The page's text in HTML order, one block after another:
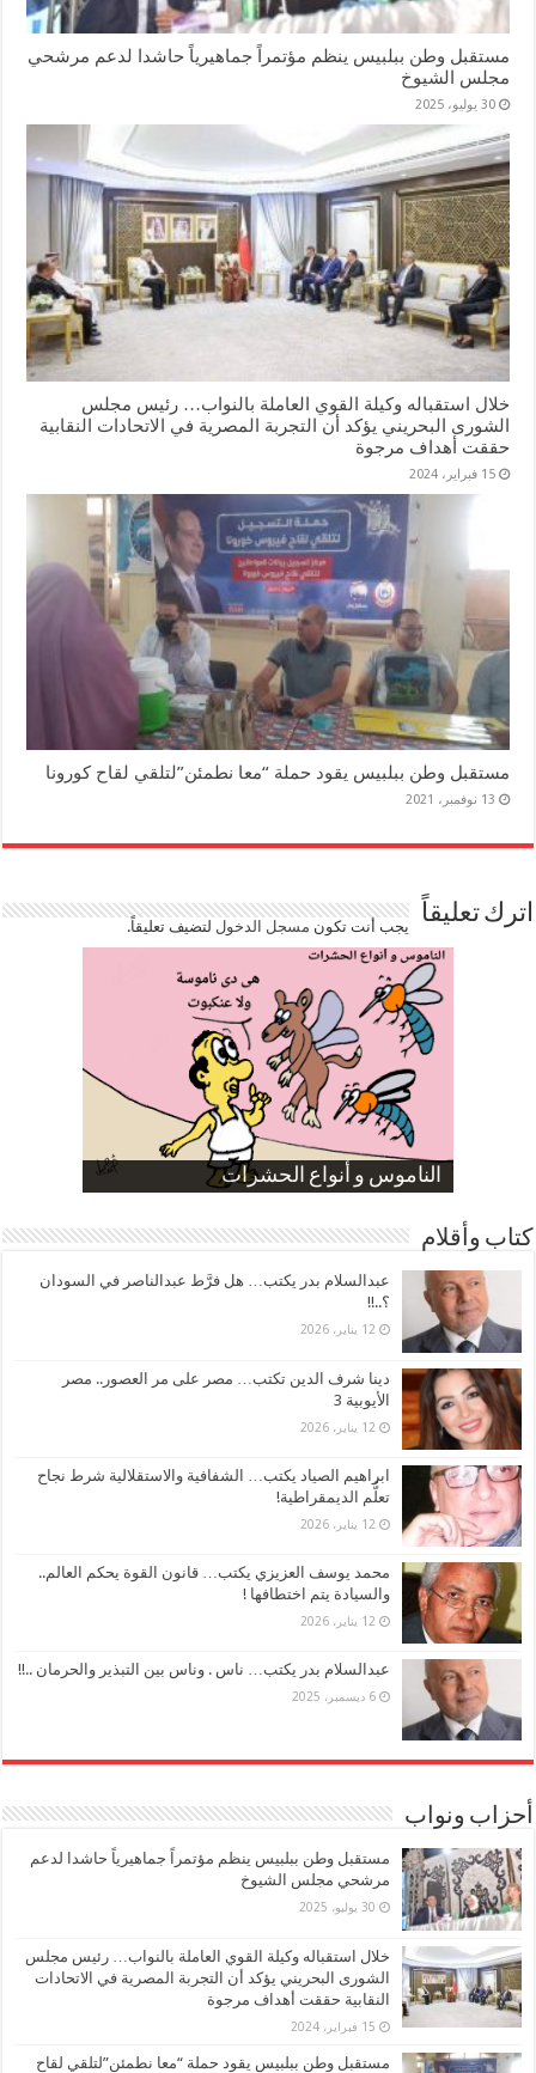
مستقبل وطن ببلبيس ينظم مؤتمراً جماهيرياً حاشدا لدعم مرشحي
مجلس الشيوخ
30 يوليو، 2025
خلال استقباله وكيلة القوي العاملة بالنواب… رئيس مجلس
الشورى البحريني يؤكد أن التجربة المصرية في الاتحادات النقابية
حققت أهداف مرجوة
15 فبراير، 2024
مستقبل وطن ببلبيس يقود حملة “معا نطمئن”لتلقي لقاح كورونا
13 نوفمبر، 2021
اترك تعليقاً يجب أنت تكون مسجل الدخوللتضيف تعليقاً.
الناموس و أنواع الحشرات
الموظفين بعد ارتفاع الأسعار
ارتفاع نسبة الطلاق في مصر
صورة كاركاتيرية
صورة كاركاتيرية
كتاب وأقلام
عبدالسلام بدر يكتب… هل فرَّط عبدالناصر في السودان
؟..!!
12 يناير، 2026
دينا شرف الدين تكتب… مصر على مر العصور.. مصر
الأيوبية 3
12 يناير، 2026
ابراهيم الصياد يكتب… الشفافية والاستقلالية شرط نجاح
تعلُّم الديمقراطية!
12 يناير، 2026
محمد يوسف العزيزي يكتب… قانون القوة يحكم العالم..
والسيادة يتم اختطافها !
12 يناير، 2026
عبدالسلام بدر يكتب… ناس . وناس بين التبذير والحرمان ..!!
6 ديسمبر، 2025
أحزاب ونواب
مستقبل وطن ببلبيس ينظم مؤتمراً جماهيرياً حاشدا لدعم
مرشحي مجلس الشيوخ
30 يوليو، 2025
خلال استقباله وكيلة القوي العاملة بالنواب… رئيس مجلس
الشورى البحريني يؤكد أن التجربة المصرية في الاتحادات
النقابية حققت أهداف مرجوة
15 فبراير، 2024
مستقبل وطن ببلبيس يقود حملة “معا نطمئن”لتلقي لقاح